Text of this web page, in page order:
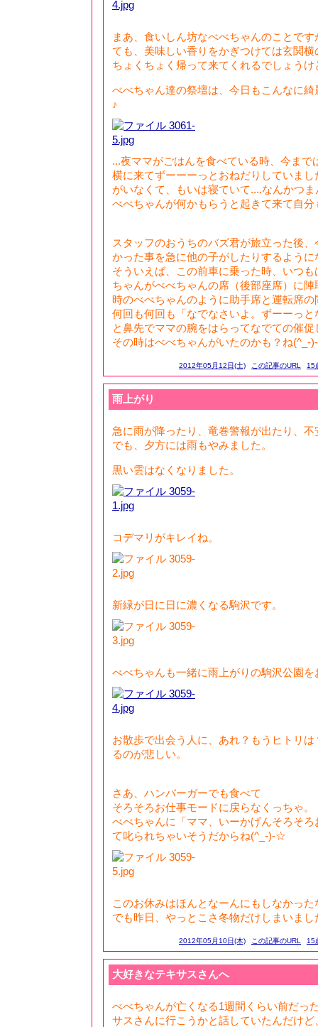
まあ、食いしん坊なべべちゃんのことで
ても、美味しい香りをかぎつけては玄関
ちょくちょく帰って来てくれるでしょう
べべちゃん達の祭壇は、今日もこんなに
♪
...夜ママがごはんを食べている時、今まで
横に来てずーーーっとおねだりしていま
がいなくて、もいは寝ていて....なんかつ
べべちゃんが何かもらうと起きて来て自分
スタッフのおうちのバズ君が旅立った後
かった事を急に他の子がしたりするよう
そういえば、この前車に乗った時、いつ
ちゃんがべべちゃんの席（後部座席）に
時のべべちゃんのように助手席と運転席
何回も何回も「なでなさいよ。ずーーっ
と鼻先でママの腕をはらってなでての催促
その時はべべちゃんがいたのかも？ね(^_-
2012年05月12日(土) この記事のURL 15
雨上がり
急に雨が降ったり、竜巻警報が出たり、
でも、夕方には雨もやみました。
黒い雲はなくなりました。
コデマリがキレイね。
新緑が日に日に濃くなる駒沢です。
べべちゃんも一緒に雨上がりの駒沢公園を
お散歩で出会う人に、あれ？もうヒトリ
るのが悲しい。
さあ、ハンバーガーでも食べて
そろそろお仕事モードに戻らなくっちゃ。
べべちゃんに「ママ、いーかげんそろそ
て叱られちゃいそうだからね(^_-)-☆
このお休みはほんとなーんにもしなかった
でも昨日、やっとこさ冬物だけしまいまし
2012年05月10日(木) この記事のURL 15
大好きなテキサスさんへ
べべちゃんが亡くなる1週間くらい前だっ
サスさんに行こうかと話していたんだけ